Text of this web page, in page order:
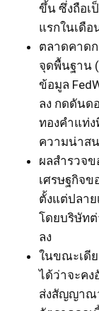
ขึ้น ซึ่งถือเ
แรกในเดื
ตลาดคาด
จุดพื้นฐาน
ข้อมูล
ลง กดดันด
ทองคำแท่
ความน่าส
ผลสำรวจข
เศรษฐกิจข
ตั้งแต่ปลา
โดยบริษัทต่
ลง
ในขณะเดี
ได้ว่าจะค
ส่งสัญญาณ